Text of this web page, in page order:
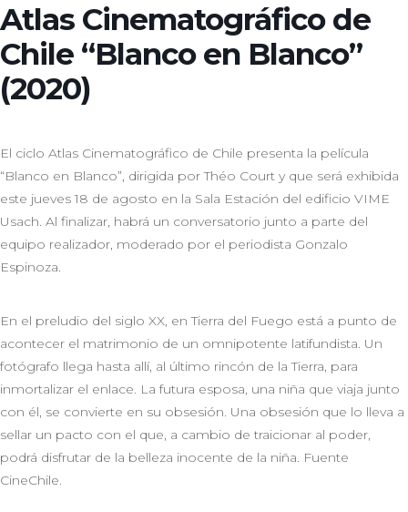
Atlas Cinematográfico de
Chile “Blanco en Blanco”
(2020)
El ciclo Atlas Cinematográfico de Chile presenta la película
“Blanco en Blanco”, dirigida por Théo Court y que será exhibida
este jueves 18 de agosto en la Sala Estación del edificio VIME
Usach. Al finalizar, habrá un conversatorio junto a parte del
equipo realizador, moderado por el periodista Gonzalo
Espinoza.
En el preludio del siglo XX, en Tierra del Fuego está a punto de
acontecer el matrimonio de un omnipotente latifundista. Un
fotógrafo llega hasta allí, al último rincón de la Tierra, para
inmortalizar el enlace. La futura esposa, una niña que viaja junto
con él, se convierte en su obsesión. Una obsesión que lo lleva a
sellar un pacto con el que, a cambio de traicionar al poder,
podrá disfrutar de la belleza inocente de la niña. Fuente
CineChile.